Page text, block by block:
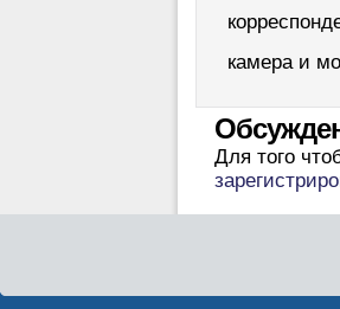
камера и
Для того